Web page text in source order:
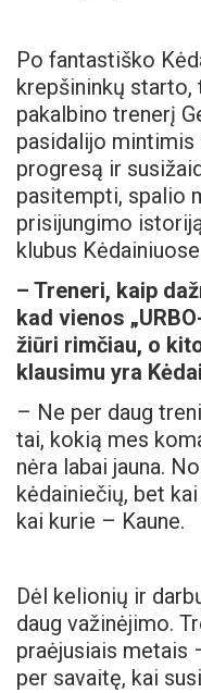
Po fantastiško
krepšininkų starto,
pakalbino trenerį
pasidalijo mintimis
progresą ir
pasitempti, spalio
prisijungimo
klubus
– Treneri, kaip
kad vienos
žiūri rimčiau, o
klausimu yra
– Ne per daug
tai, kokią mes
nėra labai jauna.
kėdainiečių, bet
kai kurie – Kaune.
Dėl kelionių ir
daug važinėjimo.
praėjusiais metais
per savaitę, kai